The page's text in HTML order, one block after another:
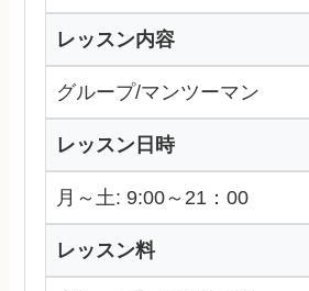
レッスン内容
グループ/マンツーマン
レッスン日時
月～土: 9:00～21：00
レッスン料